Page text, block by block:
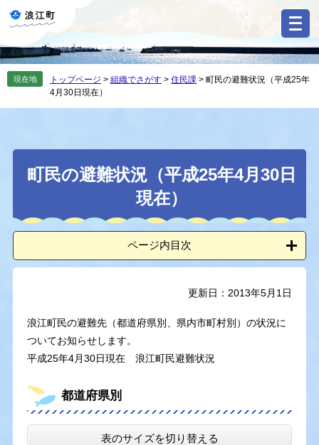
の
先
す
ー
を
し
現在地 トップページ > 組織でさがす > 住民課 > 町民の避難状況（平成25年
4月30日現在）
本
町民の避難状況（平成25年4月30日
現在）
ページ内目次
更新日：2013年5月1日
浪江町民の避難先（都道府県別、県内市町村別）の状況に
ついてお知らせします。
平成25年4月30日現在 浪江町民避難状況
都道府県別
表のサイズを切り替える